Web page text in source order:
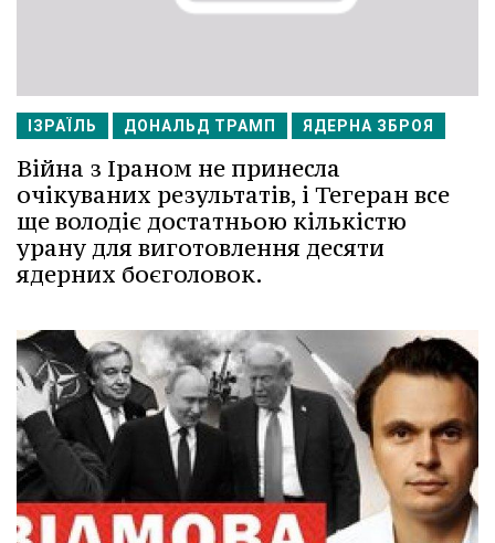
ІЗРАЇЛЬ ДОНАЛЬД ТРАМП ЯДЕРНА ЗБРОЯ
Війна з Іраном не принесла
очікуваних результатів, і Тегеран все
ще володіє достатньою кількістю
урану для виготовлення десяти
ядерних боєголовок.